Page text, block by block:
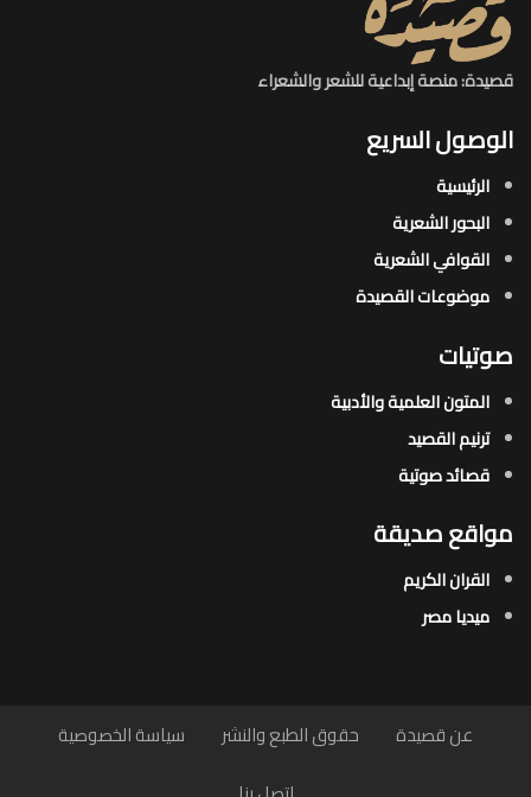
قصيدة: منصة إبداعية للشعر والشعراء
الوصول السريع
الرئيسية
البحور الشعرية​
القوافي الشعرية​
موضوعات القصيدة​
صوتيات
المتون العلمية والأدبية
ترنيم القصيد
قصائد صوتية
مواقع صديقة
القران الكريم
ميديا مصر
عن قصيدة حقوق الطبع والنشر
سياسة الخصوصية